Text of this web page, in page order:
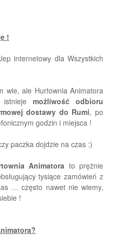
!
internetowy dla Wszystkich
wie, ale Hurtownia Animatora
możliwość odbioru
dostawy do Rumi, po
godzin i miejsca !
paczka dojdzie na czas :)
Animatora to prężnie
tysiące zamówień z
… często nawet nie wiemy,
!